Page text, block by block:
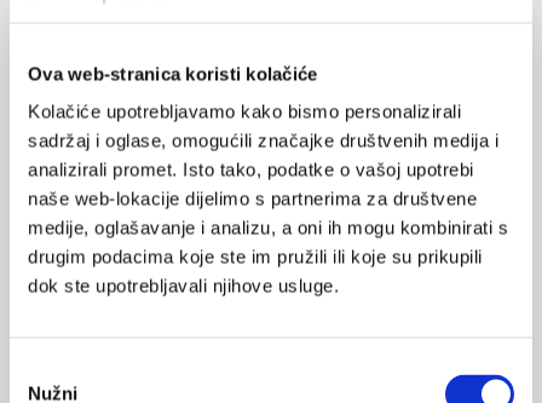
Ova web-stranica koristi kolačiće
Kolačiće upotrebljavamo kako bismo personalizirali
sadržaj i oglase, omogućili značajke društvenih medija i
analizirali promet. Isto tako, podatke o vašoj upotrebi
naše web-lokacije dijelimo s partnerima za društvene
medije, oglašavanje i analizu, a oni ih mogu kombinirati s
drugim podacima koje ste im pružili ili koje su prikupili
dok ste upotrebljavali njihove usluge.
pristanka
Nužni
Visoka razina dobrog kolesterola „saveznik“ je
22.02.2011.
Koncentracija kolesterola u krvi i rizik za moždani
udar
15.10.2010.
Antihipertenzivi i statini u prevenciji moždanog